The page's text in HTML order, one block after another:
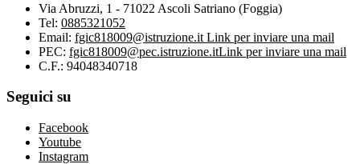
Via Abruzzi, 1 - 71022 Ascoli Satriano (Foggia)
Tel: 0885321052
Email: fgic818009@istruzione.it Link per inviare una mail
PEC: fgic818009@pec.istruzione.itLink per inviare una mail
C.F.: 94048340718
Seguici su
Facebook
Youtube
Instagram